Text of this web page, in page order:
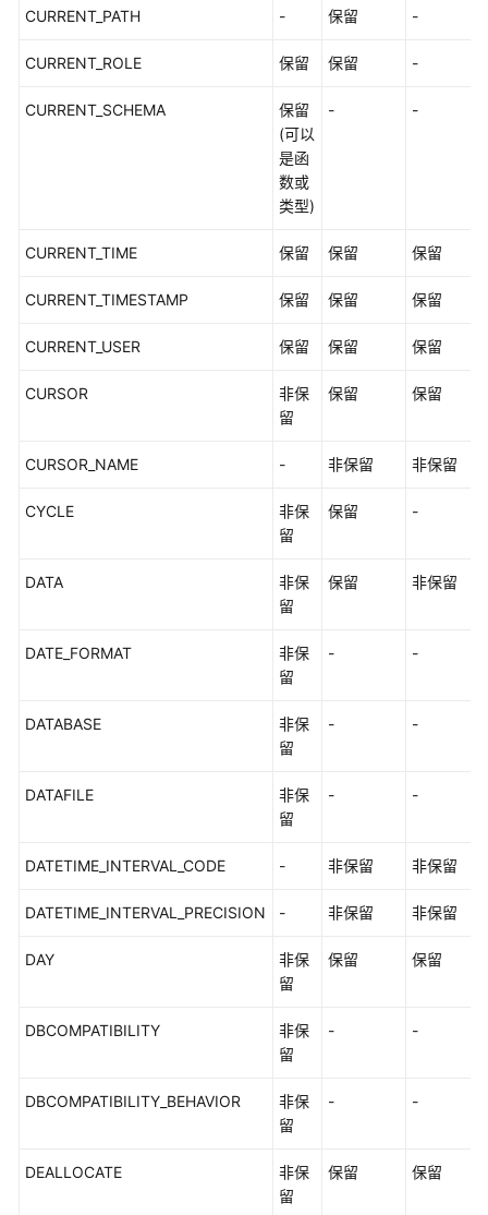
CURRENT_PATH - 保留 -
CURRENT_ROLE 保留 保留 -
CURRENT_SCHEMA
保留
(可以
是函
数或
类型)
- -
CURRENT_TIME 保留 保留 保留
CURRENT_TIMESTAMP 保留 保留 保留
CURRENT_USER 保留 保留 保留
CURSOR
非保
留
保留 保留
CURSOR_NAME - 非保留 非保留
CYCLE
非保
留
保留 -
DATA
非保
留
保留 非保留
DATE_FORMAT
非保
留
- -
DATABASE
非保
留
- -
DATAFILE
非保
留
- -
DATETIME_INTERVAL_CODE - 非保留 非保留
DATETIME_INTERVAL_PRECISION - 非保留 非保留
DAY
非保
留
保留 保留
DBCOMPATIBILITY
非保
留
- -
DBCOMPATIBILITY_BEHAVIOR
非保
留
- -
DEALLOCATE
非保
留
保留 保留